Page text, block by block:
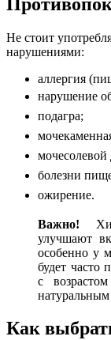
Не стоит
нарушениями:
аллергия
нарушение
подагра;
мочесолевой
болезни
ожирение.
Важно!
улучшают
особенно у
будет часто
с
Как